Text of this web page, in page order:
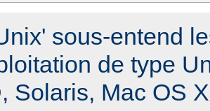
sous-entend
de type
Solaris, Mac OS